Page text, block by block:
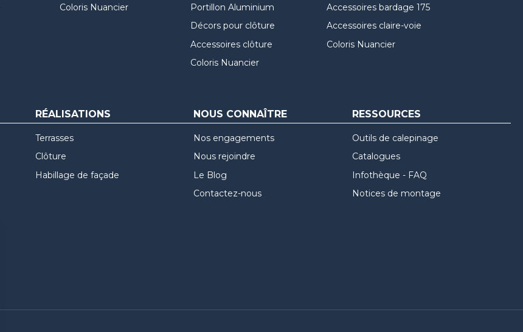
Coloris Nuancier
Portillon Aluminium
Décors pour clôture
Accessoires clôture
Coloris Nuancier
Accessoires bardage 175
Accessoires claire-voie
Coloris Nuancier
RÉALISATIONS
Terrasses
Clôture
Habillage de façade
NOUS CONNAÎTRE
Nos engagements
Nous rejoindre
Le Blog
Contactez-nous
RESSOURCES
Outils de calepinage
Catalogues
Infothèque - FAQ
Notices de montage